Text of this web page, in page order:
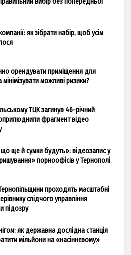
як зібрати набір, щоб усім
орендувати приміщення для
мінімізувати можливі ризики?
ТЦК загинув 46-річний
фрагмент відео
ще й сумки будуть»: відеозапис у
порноофісів у Тернополі
Тернопільщини проходять масштабні
слідчого управління
підозру
як державна дослідна станція
мільйони на «насіннєвому»